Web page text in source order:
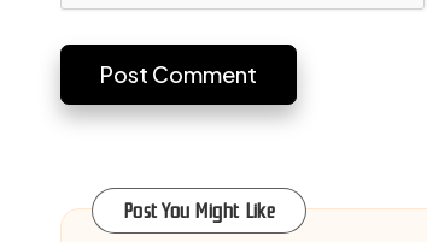
Post You Might Like